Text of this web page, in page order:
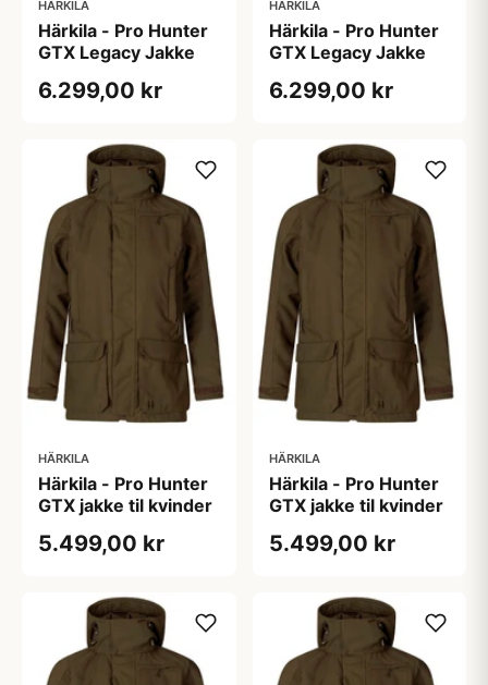
HÄRKILA
Härkila - Pro Hunter
GTX Legacy Jakke
6.299,00 kr
HÄRKILA
Härkila - Pro Hunter
GTX Legacy Jakke
6.299,00 kr
HÄRKILA
Härkila - Pro Hunter
GTX jakke til kvinder
5.499,00 kr
HÄRKILA
Härkila - Pro Hunter
GTX jakke til kvinder
5.499,00 kr